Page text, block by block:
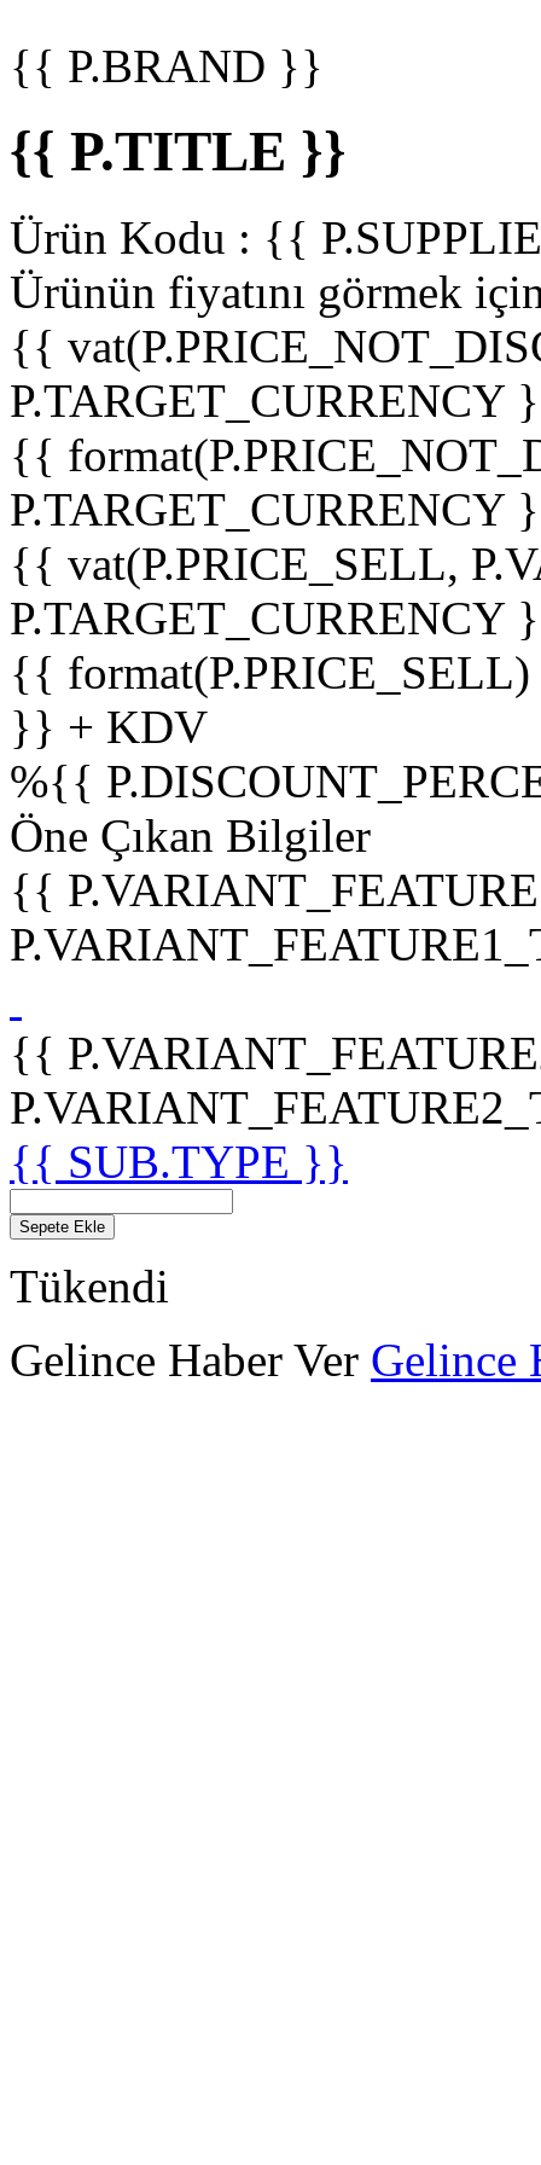
{{ P.BRAND }}
{{ P.TITLE }}
Ürün Kodu : {{
Ürünün fiyatını görmek
{{
P.TARGET_CURRENCY
{{
P.TARGET_CURRENCY
{{ vat(P.PRICE_SELL,
P.TARGET_CURRENCY
{{
}} + KDV
%{{
Öne Çıkan Bilgiler
{{
{{
{{ SUB.TYPE }}
Sepete Ekle
Tükendi
Gelince Haber Ver Gelince